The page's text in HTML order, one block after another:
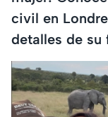
civil en
detalles de su